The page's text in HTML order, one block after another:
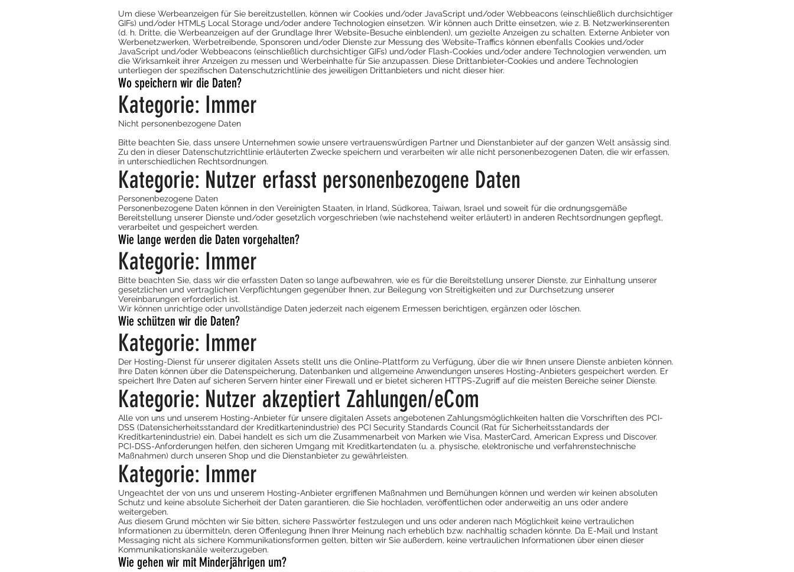
Um diese Werbeanzeigen für Sie bereitzustellen, können wir Cookies und/oder JavaScript und/oder Webbeacons (einschließlich durchsichtiger
GIFs) und/oder HTML5 Local Storage und/oder andere Technologien einsetzen. Wir können auch Dritte einsetzen, wie z. B. Netzwerkinserenten
(d. h. Dritte, die Werbeanzeigen auf der Grundlage Ihrer Website-Besuche einblenden), um gezielte Anzeigen zu schalten. Externe Anbieter von
Werbenetzwerken, Werbetreibende, Sponsoren und/oder Dienste zur Messung des Website-Traffics können ebenfalls Cookies und/oder
JavaScript und/oder Webbeacons (einschließlich durchsichtiger GIFs) und/oder Flash-Cookies und/oder andere Technologien verwenden, um
die Wirksamkeit ihrer Anzeigen zu messen und Werbeinhalte für Sie anzupassen. Diese Drittanbieter-Cookies und andere Technologien
unterliegen der spezifischen Datenschutzrichtlinie des jeweiligen Drittanbieters und nicht dieser hier.
Wo speichern wir die Daten?
Kategorie: Immer
Nicht personenbezogene Daten
Bitte beachten Sie, dass unsere Unternehmen sowie unsere vertrauenswürdigen Partner und Dienstanbieter auf der ganzen Welt ansässig sind.
Zu den in dieser Datenschutzrichtlinie erläuterten Zwecke speichern und verarbeiten wir alle nicht personenbezogenen Daten, die wir erfassen,
in unterschiedlichen Rechtsordnungen.
Kategorie: Nutzer erfasst personenbezogene Daten
Personenbezogene Daten
Personenbezogene Daten können in den Vereinigten Staaten, in Irland, Südkorea, Taiwan, Israel und soweit für die ordnungsgemäße
Bereitstellung unserer Dienste und/oder gesetzlich vorgeschrieben (wie nachstehend weiter erläutert) in anderen Rechtsordnungen gepflegt,
verarbeitet und gespeichert werden.
Wie lange werden die Daten vorgehalten?
Kategorie: Immer
Bitte beachten Sie, dass wir die erfassten Daten so lange aufbewahren, wie es für die Bereitstellung unserer Dienste, zur Einhaltung unserer
gesetzlichen und vertraglichen Verpflichtungen gegenüber Ihnen, zur Beilegung von Streitigkeiten und zur Durchsetzung unserer
Vereinbarungen erforderlich ist.
Wir können unrichtige oder unvollständige Daten jederzeit nach eigenem Ermessen berichtigen, ergänzen oder löschen.
Wie schützen wir die Daten?
Kategorie: Immer
Der Hosting-Dienst für unserer digitalen Assets stellt uns die Online-Plattform zu Verfügung, über die wir Ihnen unsere Dienste anbieten können.
Ihre Daten können über die Datenspeicherung, Datenbanken und allgemeine Anwendungen unseres Hosting-Anbieters gespeichert werden. Er
speichert Ihre Daten auf sicheren Servern hinter einer Firewall und er bietet sicheren HTTPS-Zugriff auf die meisten Bereiche seiner Dienste.
Kategorie: Nutzer akzeptiert Zahlungen/eCom
Alle von uns und unserem Hosting-Anbieter für unsere digitalen Assets angebotenen Zahlungsmöglichkeiten halten die Vorschriften des PCI-
DSS (Datensicherheitsstandard der Kreditkartenindustrie) des PCI Security Standards Council (Rat für Sicherheitsstandards der
Kreditkartenindustrie) ein. Dabei handelt es sich um die Zusammenarbeit von Marken wie Visa, MasterCard, American Express und Discover.
PCI-DSS-Anforderungen helfen, den sicheren Umgang mit Kreditkartendaten (u. a. physische, elektronische und verfahrenstechnische
Maßnahmen) durch unseren Shop und die Dienstanbieter zu gewährleisten.
Kategorie: Immer
Ungeachtet der von uns und unserem Hosting-Anbieter ergriffenen Maßnahmen und Bemühungen können und werden wir keinen absoluten
Schutz und keine absolute Sicherheit der Daten garantieren, die Sie hochladen, veröffentlichen oder anderweitig an uns oder andere
weitergeben.
Aus diesem Grund möchten wir Sie bitten, sichere Passwörter festzulegen und uns oder anderen nach Möglichkeit keine vertraulichen
Informationen zu übermitteln, deren Offenlegung Ihnen Ihrer Meinung nach erheblich bzw. nachhaltig schaden könnte. Da E-Mail und Instant
Messaging nicht als sichere Kommunikationsformen gelten, bitten wir Sie außerdem, keine vertraulichen Informationen über einen dieser
Kommunikationskanäle weiterzugeben.
Wie gehen wir mit Minderjährigen um?